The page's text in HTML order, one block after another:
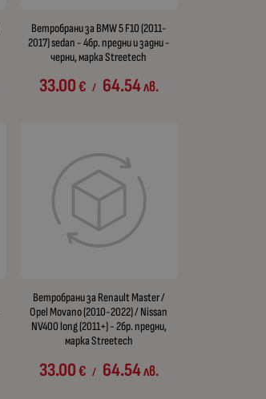
Ветробрани за BMW 5 F10 (2011-
2017) sedan - 4бр. предни и задни -
черни, марка Streetech
33.00€ / 64.54лв.
Ветробрани за Renault Master /
Opel Movano (2010-2022) / Nissan
NV400 long (2011+) - 2бр. предни,
марка Streetech
33.00€ / 64.54лв.